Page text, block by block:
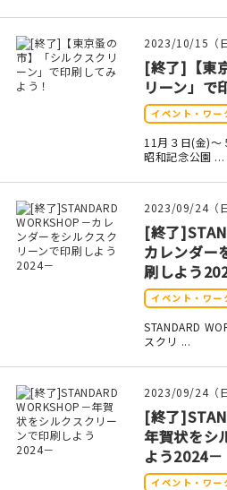
おしらせ
カートを見る
お買い物ガイド
よくある質問
2023/10/15（日
[終了]【東
リーン」で
イベント・ワー
11月３日(金)〜
昭和記念公園 ...
2023/09/24（日
[終了
カレンダー
刷しよう
イベント・ワー
STANDARD
スクリ ...
2023/09/24（日
[終了
年賀状をシ
よう2024－
イベント・ワー